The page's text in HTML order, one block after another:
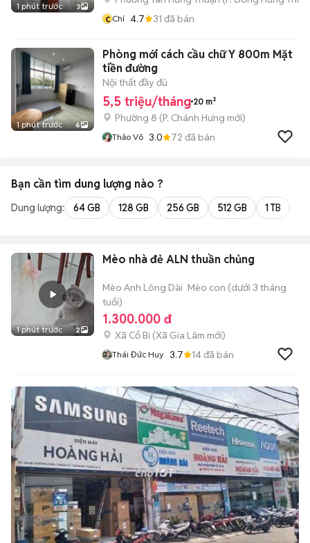
1 phút trước 3
c Chí 4.7 31 đã bán
1 phút trước 6
Phòng mới cách cầu chữ Y 800m Mặt
tiền đường
Nội thất đầy đủ
5,5 triệu/tháng 20 m²
Phường 8 (P. Chánh Hưng mới)
Thảo Võ 3.0 72 đã bán
Bạn cần tìm dung lượng nào ?
Dung lượng: 64 GB 128 GB 256 GB 512 GB 1 TB
1 phút trước 2
Mèo nhà đẻ ALN thuần chủng
Mèo Anh Lông Dài Mèo con (dưới 3 tháng
tuổi)
1.300.000 đ
Xã Cổ Bi (Xã Gia Lâm mới)
Thái Đức Huy 3.7 14đã bán